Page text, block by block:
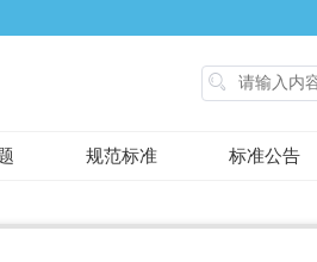

规范标准 标准公告